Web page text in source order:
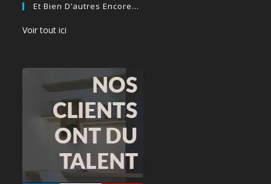
Et Bien D’autres Encore…
Voir tout ici